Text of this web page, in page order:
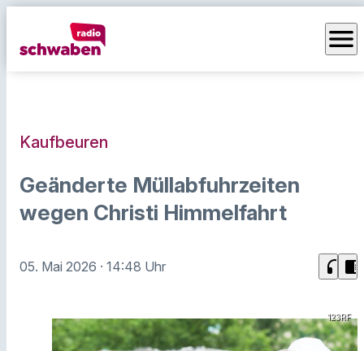
menu
Kaufbeuren
Geänderte Müllabfuhrzeiten
wegen Christi Himmelfahrt
05. Mai 2026 · 14:48 Uhr headphones chrome_reader_mode
123RF